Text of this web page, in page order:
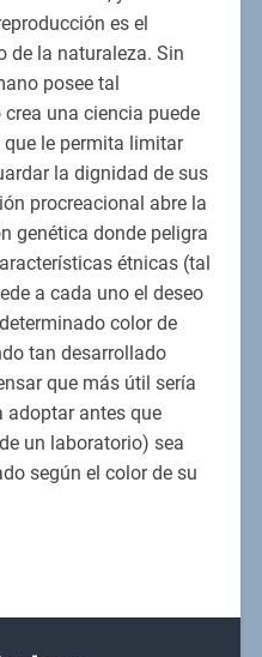
es el
de la naturaleza. Sin
posee tal
una ciencia puede
le permita limitar
la dignidad de sus
procreacional abre la
genética donde peligra
étnicas (tal
a cada uno el deseo
color de
tan desarrollado
que más útil sería
adoptar antes que
un laboratorio) sea
según el color de su